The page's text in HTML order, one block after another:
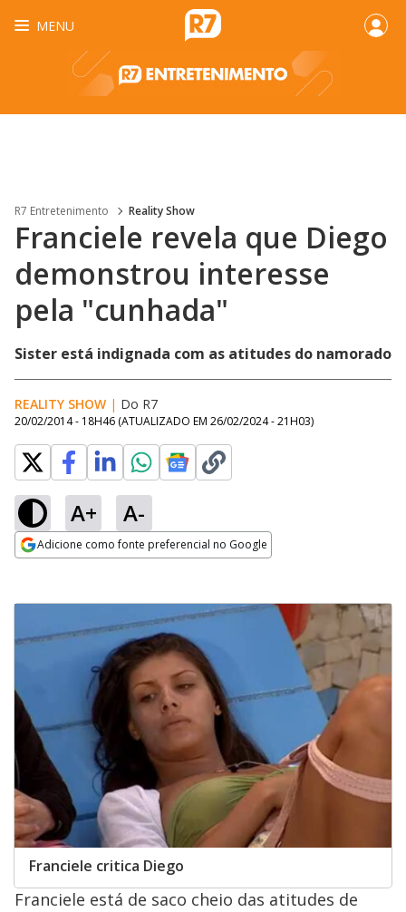
MENU
R7 Entretenimento Reality Show
Franciele revela que Diego
demonstrou interesse
pela "cunhada"
Sister está indignada com as atitudes do namorado
REALITY SHOW | Do R7
20/02/2014 - 18H46 (ATUALIZADO EM 26/02/2024 - 21H03)
A+ A-
Adicione como fonte preferencial no Google
Franciele critica Diego
Franciele está de saco cheio das atitudes de